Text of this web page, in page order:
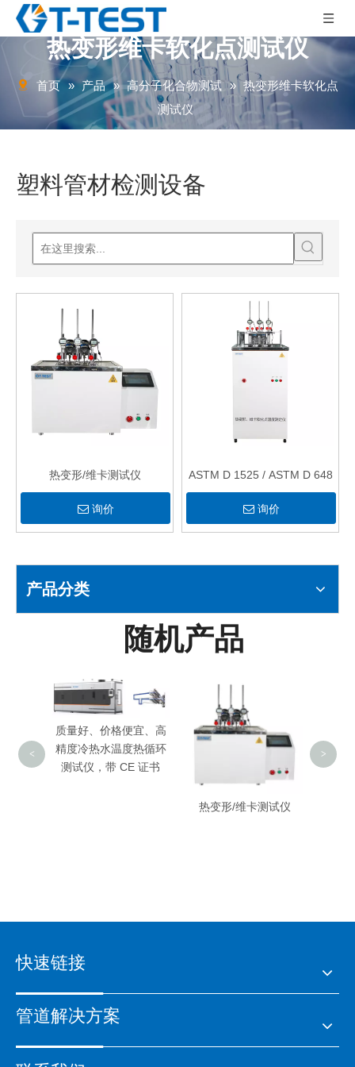
热变形维卡软化点测试仪
首页 » 产品 » 高分子化合物测试 » 热变形维卡软化点
测试仪
塑料管材检测设备
热变形/维卡测试仪
询价
ASTM D 1525 / ASTM D 648
询价
产品分类
随机产品
质量好、价格便宜、高
精度冷热水温度热循环
测试仪，带 CE 证书
热变形/维卡测试仪
< >
快速链接
管道解决方案